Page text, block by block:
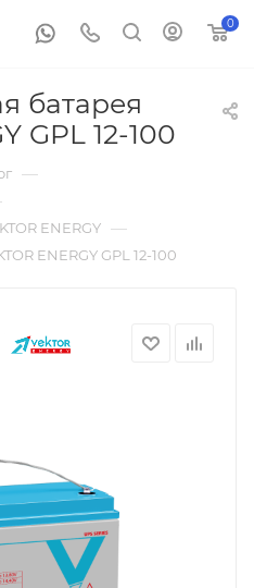
0
батарея
GPL 12-100
—
ENERGY —
ENERGY GPL 12-100